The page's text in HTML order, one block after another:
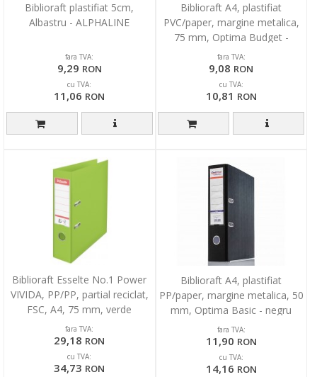
Biblioraft plastifiat 5cm,
Albastru - ALPHALINE
fara TVA:
9,29 RON
cu TVA:
11,06 RON
Biblioraft A4, plastifiat
PVC/paper, margine metalica,
75 mm, Optima Budget -
albastru
fara TVA:
9,08 RON
cu TVA:
10,81 RON
Biblioraft Esselte No.1 Power
VIVIDA, PP/PP, partial reciclat,
FSC, A4, 75 mm, verde
fara TVA:
29,18 RON
cu TVA:
34,73 RON
Biblioraft A4, plastifiat
PP/paper, margine metalica, 50
mm, Optima Basic - negru
fara TVA:
11,90 RON
cu TVA:
14,16 RON